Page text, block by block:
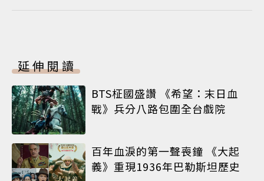
延伸閱讀
BTS柾國盛讚 《希望：末日血
戰》兵分八路包圍全台戲院
百年血淚的第一聲喪鐘 《大起
義》重現1936年巴勒斯坦歷史